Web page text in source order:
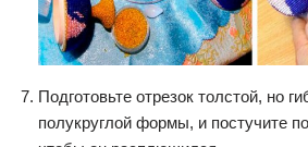
Подготовьте отрезок толстой, но
полукруглой формы, и постучите